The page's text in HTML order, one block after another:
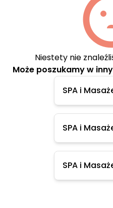
Niestety nie
Może poszukamy w
SPA i
SPA i
SPA i